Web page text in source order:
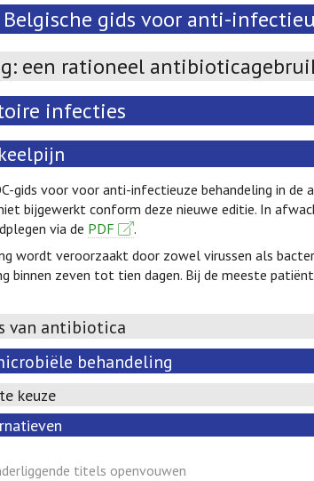
Belgische gids voor anti-
een rationeel
infecties
gids voor voor anti-infectieuze behandeling in
bijgewerkt conform deze nieuwe editie. In
via de PDF
.
wordt veroorzaakt door zowel virussen als
binnen zeven tot tien dagen. Bij de meeste
van antibiotica
behandeling
keuze
titels openvouwen